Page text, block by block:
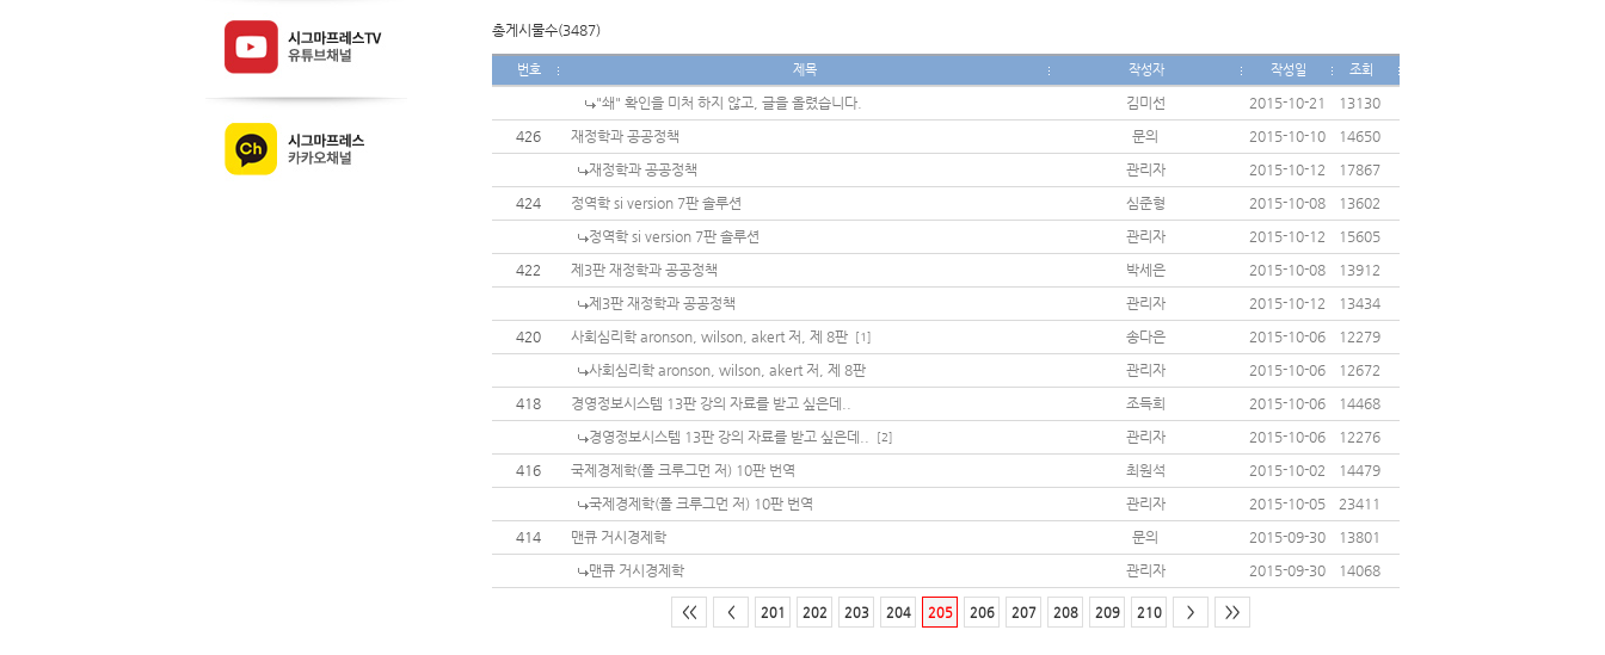
총게시물수(3487)
번호 제목 작성자 작성일 조회
"쇄" 확인을 미처 하지 않고, 글을 올렸습니다. 김미선 2015-10-21
13130
426
재정학과 공공정책 문의 2015-10-10
14650
재정학과 공공정책
관리자 2015-10-12
17867
424
정역학 si version 7판 솔루션 심준형 2015-10-08
13602
정역학 si version 7판 솔루션
관리자 2015-10-12
15605
422
제3판 재정학과 공공정책 박세은 2015-10-08
13912
제3판 재정학과 공공정책
관리자 2015-10-12
13434
420
사회심리학 aronson, wilson, akert 저, 제 8판 [1] 송다은 2015-10-06
12279
사회심리학 aronson, wilson, akert 저, 제 8판
관리자 2015-10-06
12672
418
경영정보시스템 13판 강의 자료를 받고 싶은데.. 조득희 2015-10-06
14468
경영정보시스템 13판 강의 자료를 받고 싶은데..
[2] 관리자 2015-10-06
12276
416
국제경제학(폴 크루그먼 저) 10판 번역 최원석 2015-10-02
14479
국제경제학(폴 크루그먼 저) 10판 번역
관리자 2015-10-05
23411
414
맨큐 거시경제학 문의 2015-09-30
13801
맨큐 거시경제학
관리자 2015-09-30 14068
<< < 201 202 203 204 205 206 207 208 209 210 > >>